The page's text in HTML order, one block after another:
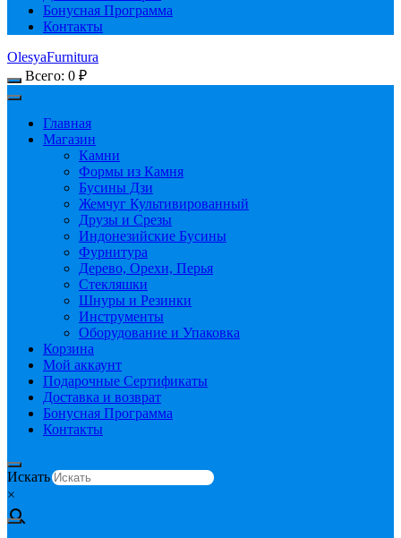
Бонусная Программа
Контакты
OlesyaFurnitura
Всего: 0 ₽
Главная
Магазин
Камни
Формы из Камня
Бусины Дзи
Жемчуг Культивированный
Друзы и Срезы
Индонезийские Бусины
Фурнитура
Дерево, Орехи, Перья
Стекляшки
Шнуры и Резинки
Инструменты
Оборудование и Упаковка
Корзина
Мой аккаунт
Подарочные Сертификаты
Доставка и возврат
Бонусная Программа
Контакты
Искать
×